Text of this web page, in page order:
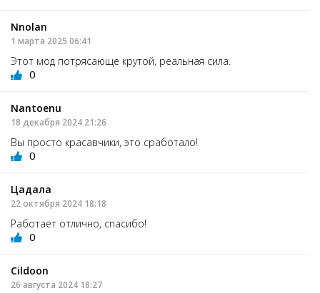
Nnolan
1 марта 2025 06:41
Этот мод потрясающе крутой, реальная сила.
0
Nantoenu
18 декабря 2024 21:26
Вы просто красавчики, это сработало!
0
Цадала
22 октября 2024 18:18
Работает отлично, спасибо!
0
Cildoon
26 августа 2024 18:27